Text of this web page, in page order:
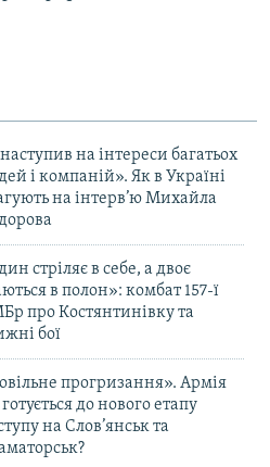
на інтереси багатьох
і компаній». Як в Україні
на інтерв’ю Михайла
стріляє в себе, а двоє
в полон»: комбат 157-ї
про Костянтинівку та
бої
прогризання». Армія
до нового етапу
на Слов’янськ та